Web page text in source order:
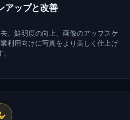
アップと改善
、鮮明度の向上、画像のアップスケ
利用向けに写真をより美しく仕上げ